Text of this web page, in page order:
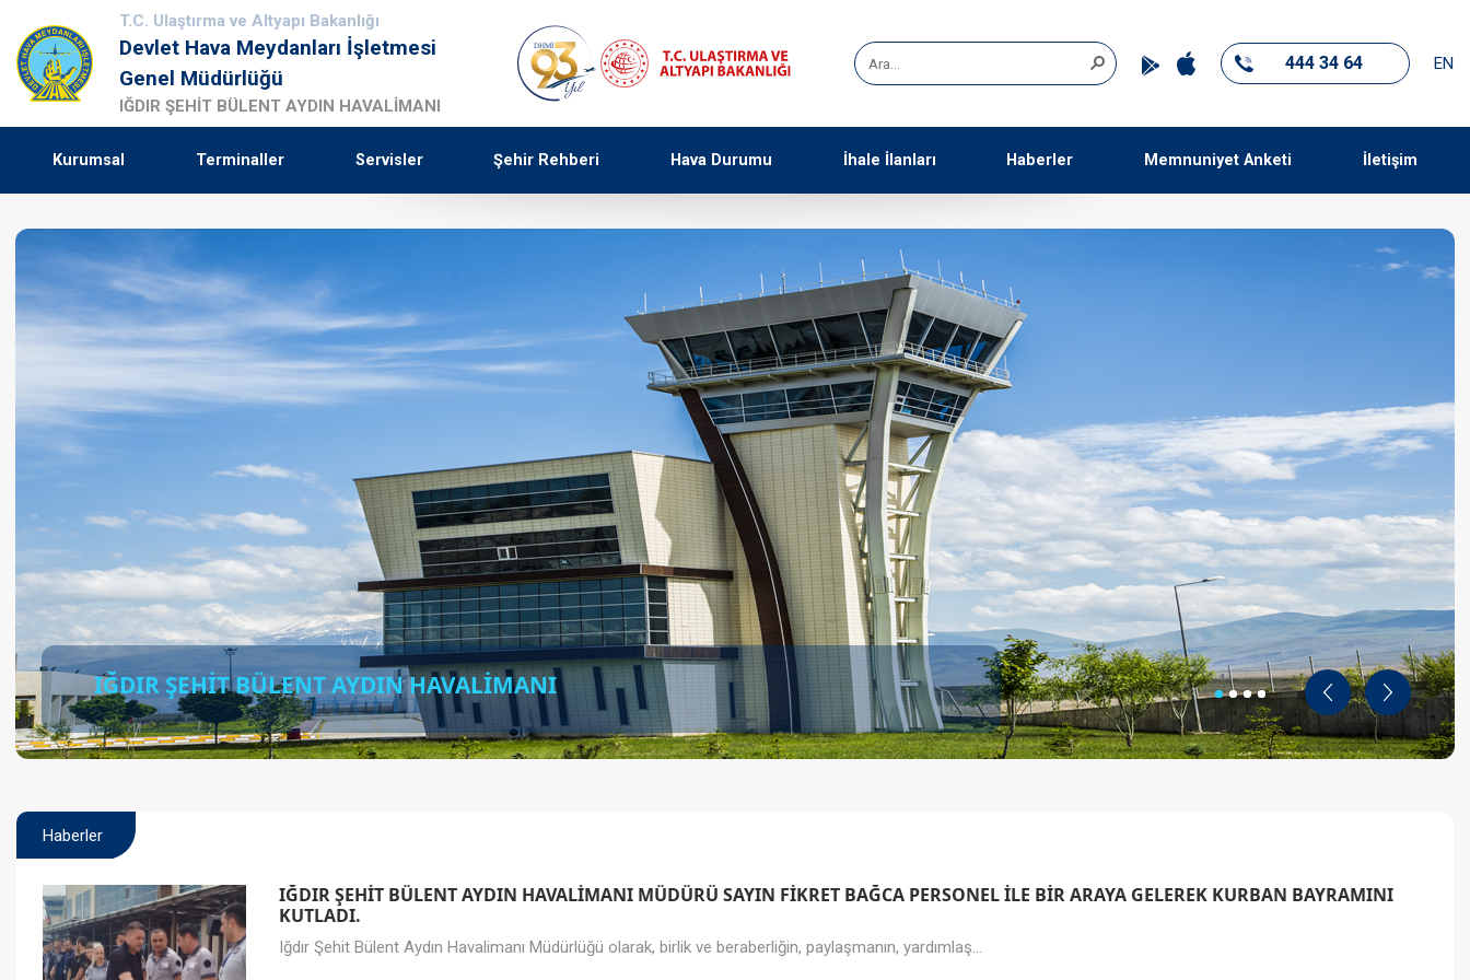
T.C. Ulaştırma ve Altyapı Bakanlığı
Devlet Hava Meydanları İşletmesi
Genel Müdürlüğü
IĞDIR ŞEHİT BÜLENT AYDIN HAVALİMANI
444 34 64 EN
Kurumsal Terminaller Servisler Şehir Rehberi Hava Durumu İhale İlanları Haberler Memnuniyet Anketi İletişim
IĞDIR ŞEHİT BÜLENT AYDIN HAVALİMANI
Geri İleri
Haberler
IĞDIR ŞEHİT BÜLENT AYDIN HAVALİMANI MÜDÜRÜ SAYIN FİKRET BAĞCA PERSONEL İLE BİR ARAYA GELEREK KURBAN BAYRAMINI
KUTLADI.
Iğdır Şehit Bülent Aydın Havalimanı Müdürlüğü olarak, birlik ve beraberliğin, paylaşmanın, yardımlaş...